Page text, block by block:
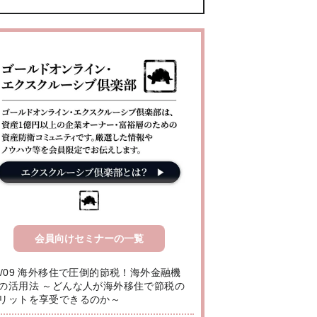
会員向けセミナーの一覧
09 海外移住で圧倒的節税！海外金融機
活用法 ～どんな人が海外移住で節税の
ットを享受できるのか～